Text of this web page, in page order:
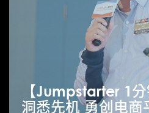
【Jumpstarter 1
洞悉先机 勇创电商